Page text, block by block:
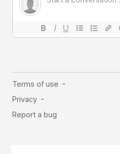
Comunitatea
Regulament de postare